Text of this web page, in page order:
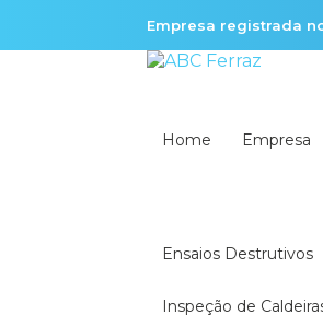
Empresa registrada
Home Empresa
Ensaios Destrutivos
Inspeção de